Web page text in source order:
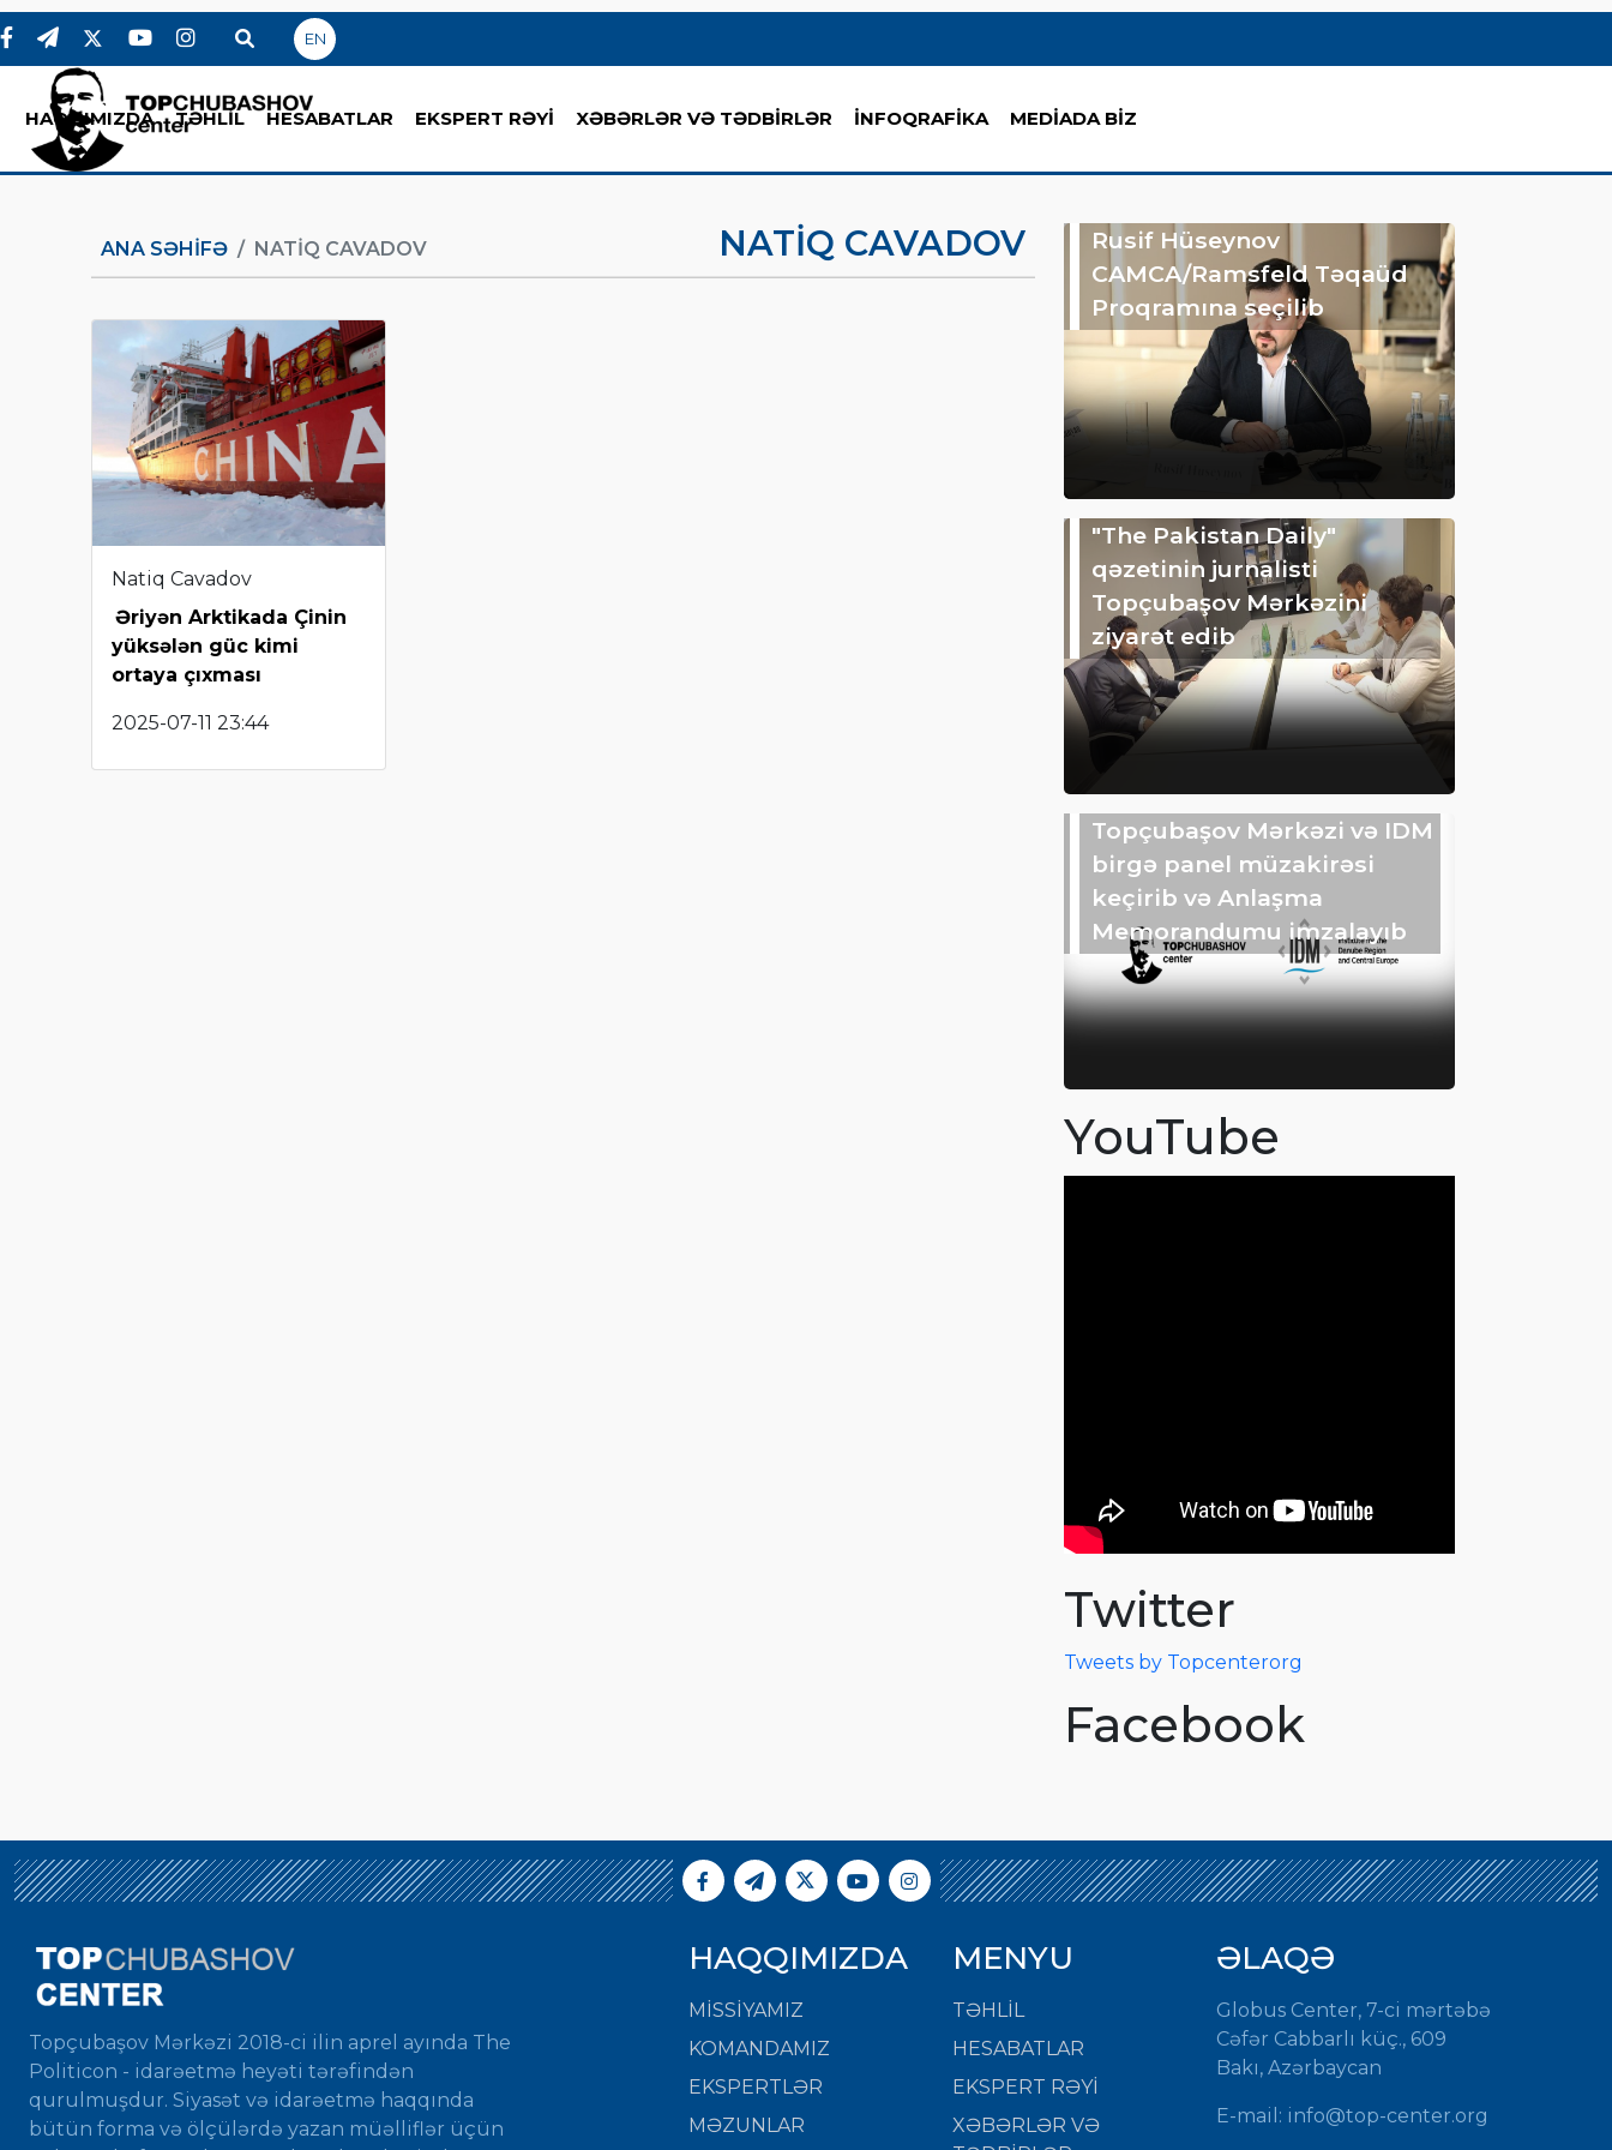
EN
HAQQIMIZDA TƏHLİL HESABATLAR EKSPERT RƏYİ XƏBƏRLƏR VƏ TƏDBİRLƏR İNFOQRAFİKA MEDİADA BİZ
ANA SƏHIFƏ NATIQ CAVADOV NATIQ CAVADOV
Natiq Cavadov
Əriyən Arktikada Çinin
yüksələn güc kimi
ortaya çıxması
2025-07-11 23:44
Rusif Hüseynov
CAMCA/Ramsfeld Təqaüd
Proqramına seçilib
"The Pakistan Daily"
qəzetinin jurnalisti
Topçubaşov Mərkəzini
ziyarət edib
Topçubaşov Mərkəzi və IDM
birgə panel müzakirəsi
keçirib və Anlaşma
Memorandumu imzalayıb
YouTube
Twitter
Tweets by Topcenterorg
Facebook
Topçubaşov Mərkəzi 2018-ci ilin aprel ayında The
Politicon - idarəetmə heyəti tərəfindən
qurulmuşdur. Siyasət və idarəetmə haqqında
bütün forma və ölçülərdə yazan müəlliflər üçün
HAQQIMIZDA
MISSIYAMIZ
KOMANDAMIZ
EKSPERTLƏR
MƏZUNLAR
MENYU
TƏHLİL
HESABATLAR
EKSPERT RƏYİ
XƏBƏRLƏR VƏ
ƏLAQƏ
Globus Center, 7-ci mərtəbə
Cəfər Cabbarlı küç., 609
Bakı, Azərbaycan
E-mail: info@top-center.org